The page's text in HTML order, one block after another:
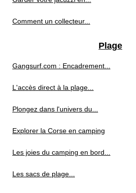
Comment un collecteur...
Plage
Gangsurf.com : Encadrement...
L'accès direct à la plage...
Plongez dans l'univers du...
Explorer la Corse en camping
Les joies du camping en bord...
Les sacs de plage...